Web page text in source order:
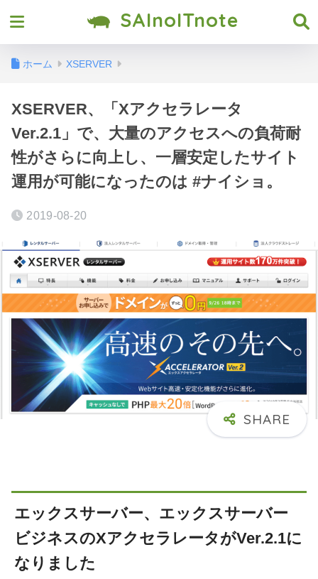
SAInoITnote
ホーム XSERVER
XSERVER、「Xアクセラレータ
Ver.2.1」で、大量のアクセスへの負荷耐
性がさらに向上し、一層安定したサイト
運用が可能になったのは #ナイショ。
2019-08-20
エックスサーバー、エックスサーバー
ビジネスのXアクセラレータがVer.2.1に
なりました